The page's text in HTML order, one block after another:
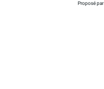
Proposé par